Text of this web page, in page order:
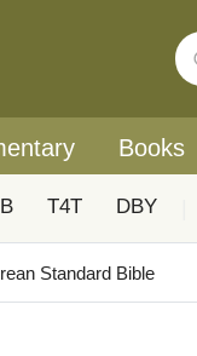
Books
T4T DBY